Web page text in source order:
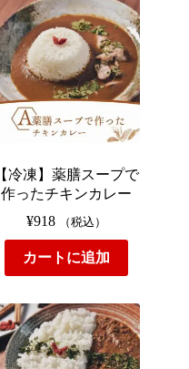
【冷凍】薬膳スープで
作ったチキンカレー
¥918 （税込）
カートに追加